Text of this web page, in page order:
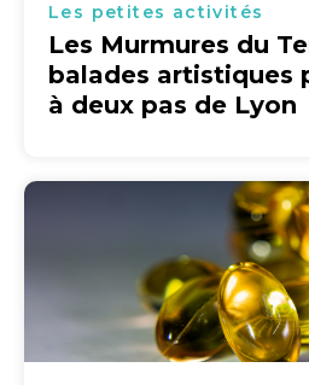
Les petites activités
Les Murmures du
balades artistiques
à deux pas de Lyon